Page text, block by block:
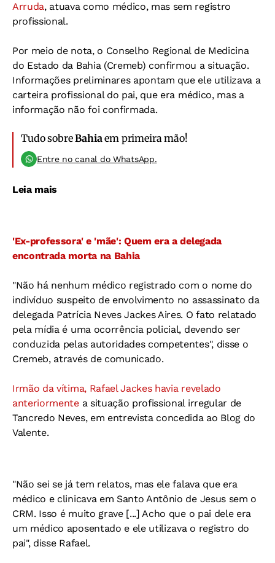
Arruda, atuava como médico, mas sem registro
profissional.
Por meio de nota, o Conselho Regional de Medicina
do Estado da Bahia (Cremeb) confirmou a situação.
Informações preliminares apontam que ele utilizava a
carteira profissional do pai, que era médico, mas a
informação não foi confirmada.
Tudo sobreBahiaem primeira mão!
Entre no canal do WhatsApp.
Leia mais
'Ex-professora' e 'mãe': Quem era a delegada
encontrada morta na Bahia
"Não há nenhum médico registrado com o nome do
indivíduo suspeito de envolvimento no assassinato da
delegada Patrícia Neves Jackes Aires. O fato relatado
pela mídia é uma ocorrência policial, devendo ser
conduzida pelas autoridades competentes", disse o
Cremeb, através de comunicado.
Irmão da vítima, Rafael Jackes havia revelado
anteriormentea situação profissional irregular de
Tancredo Neves, em entrevista concedida ao Blog do
Valente.
"Não sei se já tem relatos, mas ele falava que era
médico e clinicava em Santo Antônio de Jesus sem o
CRM. Isso é muito grave [...] Acho que o pai dele era
um médico aposentado e ele utilizava o registro do
pai", disse Rafael.